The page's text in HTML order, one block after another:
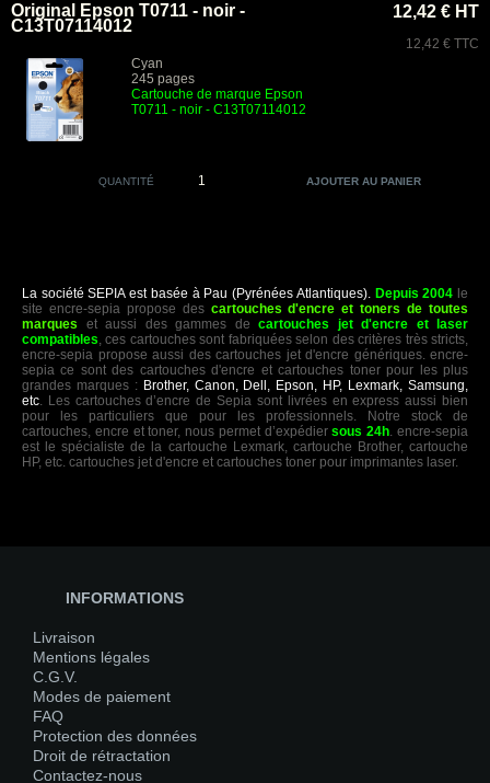
Original Epson T0711 - noir -
C13T07114012
Cyan
245 pages
Cartouche de marque Epson
T0711 - noir - C13T07114012
12,42 € HT
12,42 € TTC
QUANTITÉ
La société SEPIA est basée à Pau (Pyrénées Atlantiques). Depuis 2004 le
site encre-sepia propose des cartouches d'encre et toners de toutes
marques et aussi des gammes de cartouches jet d'encre et laser
compatibles, ces cartouches sont fabriquées selon des critères très stricts,
encre-sepia propose aussi des cartouches jet d'encre génériques. encre-
sepia ce sont des cartouches d'encre et cartouches toner pour les plus
grandes marques : Brother, Canon, Dell, Epson, HP, Lexmark, Samsung,
etc. Les cartouches d’encre de Sepia sont livrées en express aussi bien
pour les particuliers que pour les professionnels. Notre stock de
cartouches, encre et toner, nous permet d’expédiersous 24h. encre-sepia
est le spécialiste de la cartouche Lexmark, cartouche Brother, cartouche
HP, etc. cartouches jet d'encre et cartouches toner pour imprimantes laser.
INFORMATIONS
Livraison
Mentions légales
C.G.V.
Modes de paiement
FAQ
Protection des données
Droit de rétractation
Contactez-nous